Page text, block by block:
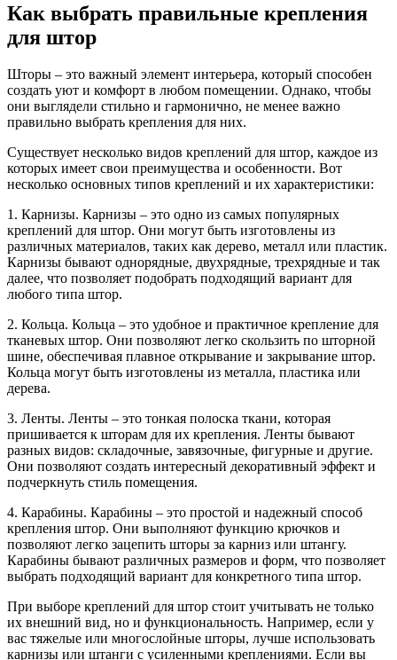
Как выбрать правильные крепления
для штор
Шторы – это важный элемент интерьера, который способен
создать уют и комфорт в любом помещении. Однако, чтобы
они выглядели стильно и гармонично, не менее важно
правильно выбрать крепления для них.
Существует несколько видов креплений для штор, каждое из
которых имеет свои преимущества и особенности. Вот
несколько основных типов креплений и их характеристики:
1. Карнизы. Карнизы – это одно из самых популярных
креплений для штор. Они могут быть изготовлены из
различных материалов, таких как дерево, металл или пластик.
Карнизы бывают однорядные, двухрядные, трехрядные и так
далее, что позволяет подобрать подходящий вариант для
любого типа штор.
2. Кольца. Кольца – это удобное и практичное крепление для
тканевых штор. Они позволяют легко скользить по шторной
шине, обеспечивая плавное открывание и закрывание штор.
Кольца могут быть изготовлены из металла, пластика или
дерева.
3. Ленты. Ленты – это тонкая полоска ткани, которая
пришивается к шторам для их крепления. Ленты бывают
разных видов: складочные, завязочные, фигурные и другие.
Они позволяют создать интересный декоративный эффект и
подчеркнуть стиль помещения.
4. Карабины. Карабины – это простой и надежный способ
крепления штор. Они выполняют функцию крючков и
позволяют легко зацепить шторы за карниз или штангу.
Карабины бывают различных размеров и форм, что позволяет
выбрать подходящий вариант для конкретного типа штор.
При выборе креплений для штор стоит учитывать не только
их внешний вид, но и функциональность. Например, если у
вас тяжелые или многослойные шторы, лучше использовать
карнизы или штанги с усиленными креплениями. Если вы